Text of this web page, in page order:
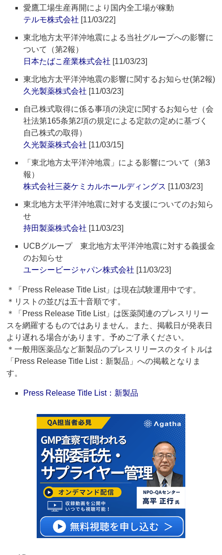
愛鷹工場生産再開により国内全工場が稼動
テルモ株式会社 [11/03/22]
東北地方太平洋沖地震による当社グループへの影響に
ついて（第2報）
日本たばこ産業株式会社 [11/03/23]
東北地方太平洋沖地震の影響に関するお知らせ(第2報)
久光製薬株式会社 [11/03/23]
自己株式取得に係る事項の決定に関するお知らせ（会
社法第165条第2項の規定による定款の定めに基づく
自己株式の取得）
久光製薬株式会社 [11/03/15]
「東北地方太平洋沖地震」による影響について（第3
報）
株式会社三菱ケミカルホールディングス [11/03/23]
東北地方太平洋沖地震に対する支援についてのお知ら
せ
持田製薬株式会社 [11/03/23]
UCBグループ 東北地方太平洋沖地震に対する義援金
のお知らせ
ユーシービージャパン株式会社 [11/03/23]
＊「Press Release Title List」は現在試験運用中です。
＊リストの並びは五十音順です。
＊「Press Release Title List」は医薬関連のプレスリリー
スを網羅するものではありません。また、掲載日が発表日
より遅れる場合があります。予めご了承ください。
＊一般用医薬品など新製品のプレスリリースのタイトルは
「Press Release Title List：新製品」への掲載となりま
す。
Press Release Title List：新製品